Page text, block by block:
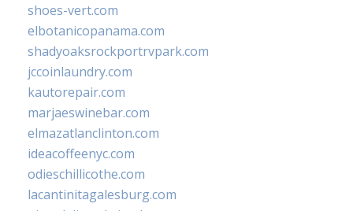
shoes-vert.com
elbotanicopanama.com
shadyoaksrockportrvpark.com
jccoinlaundry.com
kautorepair.com
marjaeswinebar.com
elmazatlanclinton.com
ideacoffeenyc.com
odieschillicothe.com
lacantinitagalesburg.com